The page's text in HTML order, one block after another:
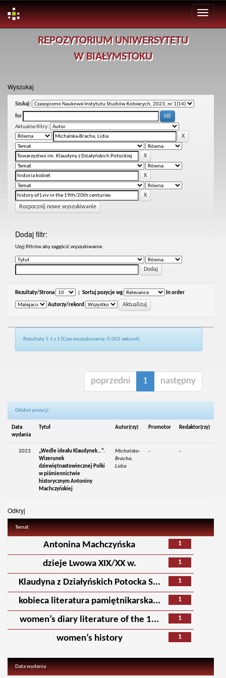
REPOZYTORIUM UNIWERSYTETU
W BIAŁYMSTOKU
Wyszukaj
Szukaj:
for
Aktualne filtry:
Rozpocznij nowe wyszukiwanie
Dodaj filtr:
Uzyj filtrów aby zagęścić wyszukiwanie.
Rezultaty/Strona Sortuj pozycje wg In order
Autorzy/rekord
Rezultaty 1-1 z 1 (Czas wyszukiwania: 0.002 sekund).
poprzedni 1 następny
Odsłon pozycji:
Data
wydania
Tytuł Autor(rzy) Promotor Redaktor(rzy)
2023
„Wedle ideału Klaudynek…”.
Wizerunek
dziewiętnastowiecznej Polki
w piśmiennictwie
historycznym Antoniny
Machczyńskiej
Michalska-
Bracha,
Lidia
- -
Odkryj
Temat
1
Antonina Machczyńska
1
dzieje Lwowa XIX/XX w.
1
Klaudyna z Działyńskich Potocka S...
1
kobieca literatura pamiętnikarska...
1
women’s diary literature of the 1...
1
women’s history
Data wydania